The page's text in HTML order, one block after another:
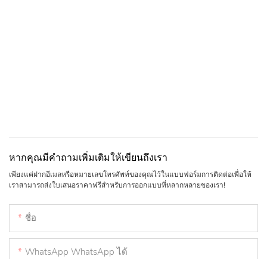
หากคุณมีคำถามเพิ่มเติมให้เขียนถึงเรา
เพียงแค่ฝากอีเมลหรือหมายเลขโทรศัพท์ของคุณไว้ในแบบฟอร์มการติดต่อเพื่อให้
เราสามารถส่งใบเสนอราคาฟรีสำหรับการออกแบบที่หลากหลายของเรา!
ชื่อ
WhatsApp WhatsApp ได้